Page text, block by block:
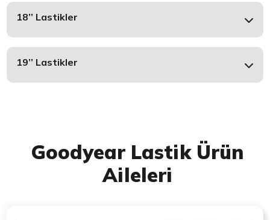
18’’ Lastikler
19’’ Lastikler
Goodyear Lastik Ürün
Aileleri